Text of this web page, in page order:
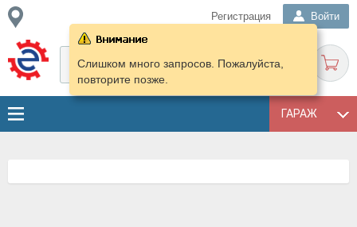
Регистрация Войти
ГАРАЖ
Слишком много запросов. Пожалуйста,
повторите позже.